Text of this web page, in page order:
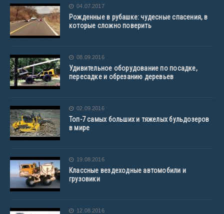
04.07.2017
Рожденные в рубашке: чудесные спасения, в
которые сложно поверить
08.09.2016
Удивительное оборудование по посадке,
пересадке и обрезанию деревьев
02.09.2016
Топ-7 самых больших и тяжелых бульдозеров
в мире
19.08.2016
Классные вездеходные автомобили и
грузовики
12.08.2016